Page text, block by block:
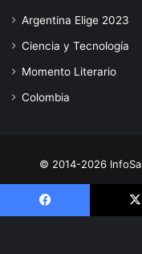
Argentina Elige 2023
Ciencia y Tecnología
Momento Literario
Colombia
© 2014-2026
3872288394 E-
Facebook X